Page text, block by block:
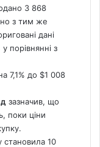
3 868
з тим же
дані
порівнянні з
7,1% до $1 008
зазначив, що
поки ціни
становила 10